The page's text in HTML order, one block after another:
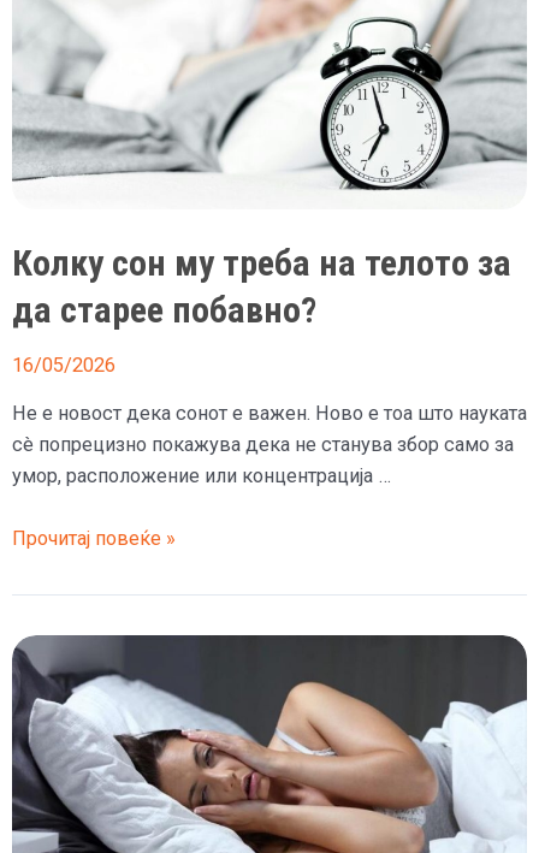
Колку сон му треба на телото за
да старее побавно?
16/05/2026
Не е новост дека сонот е важен. Ново е тоа што науката
сè попрецизно покажува дека не станува збор само за
умор, расположение или концентрација …
Колку
му
треба
на
телото
за
да
старее
побавно?
Прочитај повеќе »